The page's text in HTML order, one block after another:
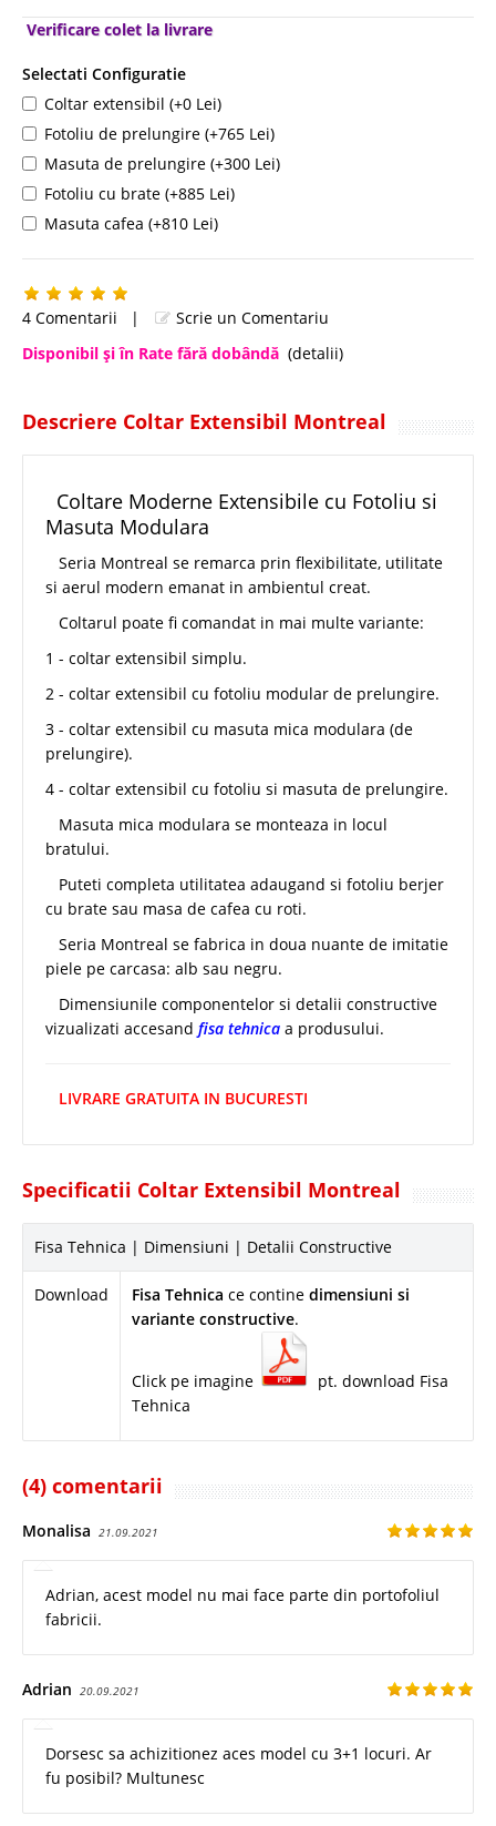
Verificare colet la livrare
Selectati Configuratie
Coltar extensibil (+0 Lei)
Fotoliu de prelungire (+765 Lei)
Masuta de prelungire (+300 Lei)
Fotoliu cu brate (+885 Lei)
Masuta cafea (+810 Lei)
4 Comentarii |
Scrie un Comentariu
Disponibil şi în Rate fără dobândă (detalii)
Descriere Coltar Extensibil Montreal
Coltare Moderne Extensibile cu Fotoliu si
Masuta Modulara
Seria Montreal se remarca prin flexibilitate, utilitate
si aerul modern emanat in ambientul creat.
Coltarul poate fi comandat in mai multe variante:
1 - coltar extensibil simplu.
2 - coltar extensibil cu fotoliu modular de prelungire.
3 - coltar extensibil cu masuta mica modulara (de
prelungire).
4 - coltar extensibil cu fotoliu si masuta de prelungire.
Masuta mica modulara se monteaza in locul
bratului.
Puteti completa utilitatea adaugand si fotoliu berjer
cu brate sau masa de cafea cu roti.
Seria Montreal se fabrica in doua nuante de imitatie
piele pe carcasa: alb sau negru.
Dimensiunile componentelor si detalii constructive
vizualizati accesand fisa tehnica a produsului.
LIVRARE GRATUITA IN BUCURESTI
Specificatii Coltar Extensibil Montreal
Fisa Tehnica | Dimensiuni | Detalii Constructive
Download Fisa Tehnica ce contine dimensiuni si
variante constructive.
Click pe imagine
pt. download Fisa
Tehnica
(4) comentarii
Monalisa 21.09.2021
Adrian, acest model nu mai face parte din portofoliul
fabricii.
Adrian 20.09.2021
Dorsesc sa achizitionez aces model cu 3+1 locuri. Ar
fu posibil? Multunesc